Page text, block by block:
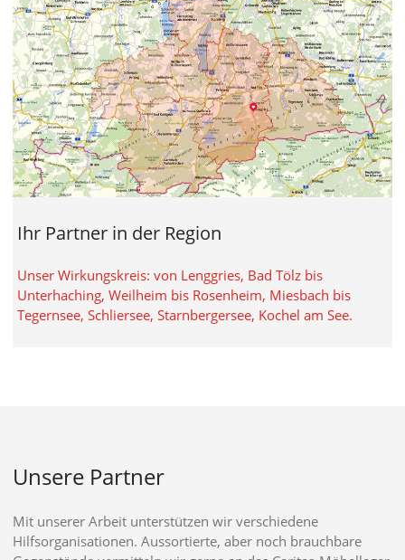
Ihr Partner in der Region
Unser Wirkungskreis: von Lenggries, Bad Tölz bis
Unterhaching, Weilheim bis Rosenheim, Miesbach bis
Tegernsee, Schliersee, Starnbergersee, Kochel am See.
Unsere Partner
Mit unserer Arbeit unterstützen wir verschiedene
Hilfsorganisationen. Aussortierte, aber noch brauchbare